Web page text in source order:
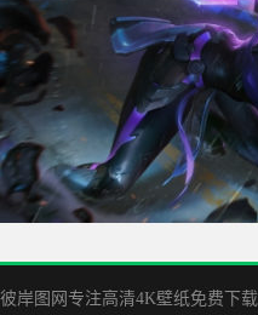
彼岸图网专注高清4K壁纸免费下